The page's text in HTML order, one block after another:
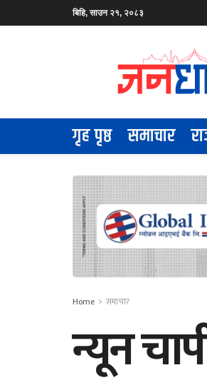
बिहि, साउन २१, २०८३
गृह पृष्ठ समाचार
Home समाचार
न्यून